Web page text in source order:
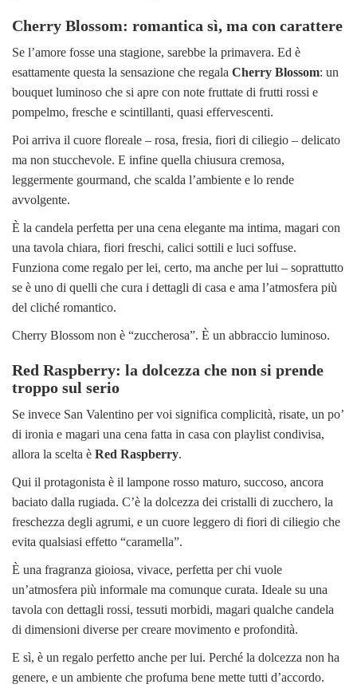
Cherry Blossom: romantica sì, ma con carattere
Se l’amore fosse una stagione, sarebbe la primavera. Ed è
esattamente questa la sensazione che regala Cherry Blossom: un
bouquet luminoso che si apre con note fruttate di frutti rossi e
pompelmo, fresche e scintillanti, quasi effervescenti.
Poi arriva il cuore floreale – rosa, fresia, fiori di ciliegio – delicato
ma non stucchevole. E infine quella chiusura cremosa,
leggermente gourmand, che scalda l’ambiente e lo rende
avvolgente.
È la candela perfetta per una cena elegante ma intima, magari con
una tavola chiara, fiori freschi, calici sottili e luci soffuse.
Funziona come regalo per lei, certo, ma anche per lui – soprattutto
se è uno di quelli che cura i dettagli di casa e ama l’atmosfera più
del cliché romantico.
Cherry Blossom non è “zuccherosa”. È un abbraccio luminoso.
Red Raspberry: la dolcezza che non si prende
troppo sul serio
Se invece San Valentino per voi significa complicità, risate, un po’
di ironia e magari una cena fatta in casa con playlist condivisa,
allora la scelta è Red Raspberry.
Qui il protagonista è il lampone rosso maturo, succoso, ancora
baciato dalla rugiada. C’è la dolcezza dei cristalli di zucchero, la
freschezza degli agrumi, e un cuore leggero di fiori di ciliegio che
evita qualsiasi effetto “caramella”.
È una fragranza gioiosa, vivace, perfetta per chi vuole
un’atmosfera più informale ma comunque curata. Ideale su una
tavola con dettagli rossi, tessuti morbidi, magari qualche candela
di dimensioni diverse per creare movimento e profondità.
E sì, è un regalo perfetto anche per lui. Perché la dolcezza non ha
genere, e un ambiente che profuma bene mette tutti d’accordo.